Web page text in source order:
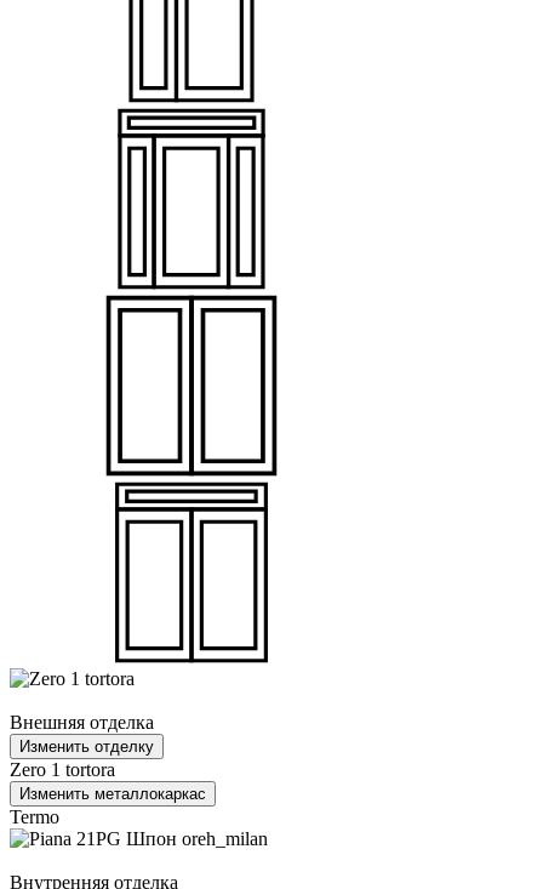
Внешняя отделка
Изменить отделку
Zero 1 tortora
Изменить металлокаркас
Termo
Внутренняя отделка